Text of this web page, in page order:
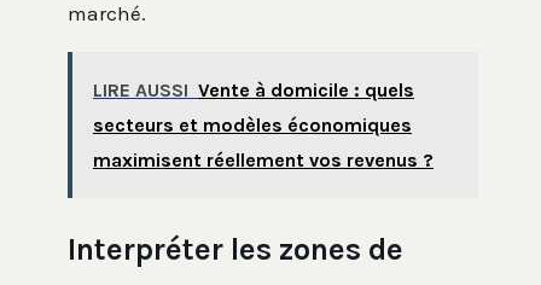
marché.
LIRE AUSSI Vente à domicile : quels
secteurs et modèles économiques
maximisent réellement vos revenus ?
Interpréter les zones de